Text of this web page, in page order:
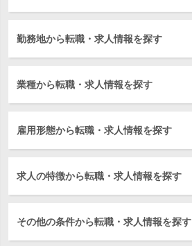
勤務地から転職・求人情報を探す
業種から転職・求人情報を探す
雇用形態から転職・求人情報を探す
求人の特徴から転職・求人情報を探す
その他の条件から転職・求人情報を探す